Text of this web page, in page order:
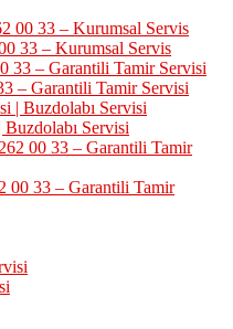
33 – Kurumsal Servis
– Garantili Tamir Servisi
Servisi
00 33 – Garantili Tamir